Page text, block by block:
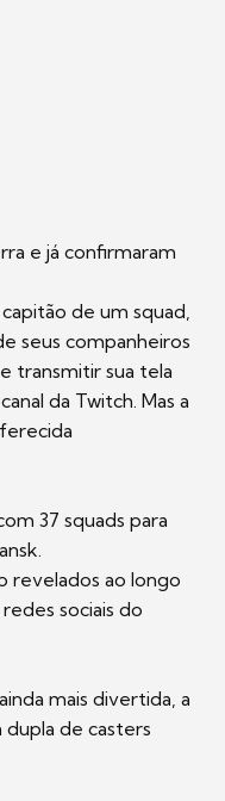
e já confirmaram
de um squad,
seus companheiros
transmitir sua tela
da Twitch. Mas a
37 squads para
revelados ao longo
sociais do
mais divertida, a
de casters